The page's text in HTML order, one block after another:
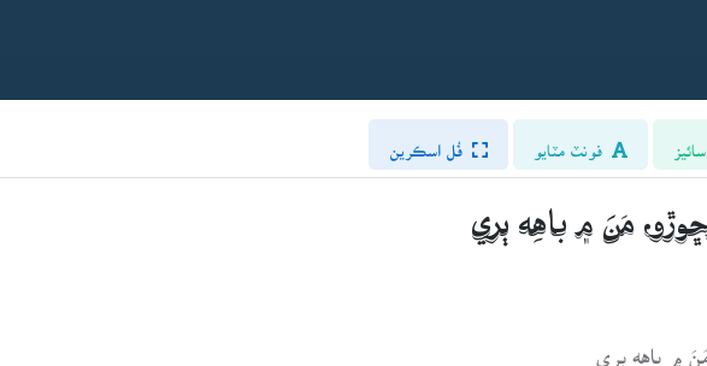
فُل اسڪرين
مَنَ ۾ باهِه ٻري
۾ باهِه ٻري